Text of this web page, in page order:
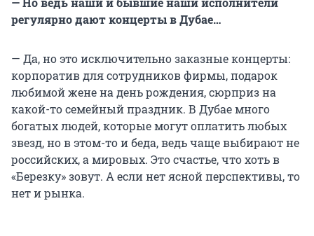
регулярно дают концерты в Дубае…
— Да, но это исключительно заказные концерты:
корпоратив для сотрудников фирмы, подарок
любимой жене на день рождения, сюрприз на
какой-то семейный праздник. В Дубае много
богатых людей, которые могут оплатить любых
звезд, но в этом-то и беда, ведь чаще выбирают не
российских, а мировых. Это счастье, что хоть в
«Березку» зовут. А если нет ясной перспективы, то
нет и рынка.